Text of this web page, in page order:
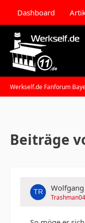
Dashboard
Werkself.de Fanforum
Beiträge
Trashman04